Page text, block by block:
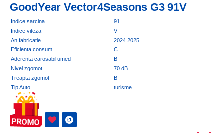
GoodYear Vector4Seasons G3 91V
Indice sarcina
91
Indice viteza
V
An fabricatie
2024.2025
Eficienta consum
C
Aderenta carosabil umed
B
Nivel zgomot
70 dB
Treapta zgomot
B
Tip Auto
turisme